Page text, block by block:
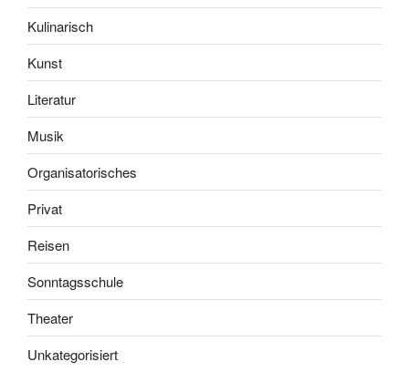
Kulinarisch
Kunst
Literatur
Musik
Organisatorisches
Privat
Reisen
Sonntagsschule
Theater
Unkategorisiert